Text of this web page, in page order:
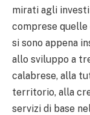
mirati agli
comprese
si sono appena
allo sviluppo a
calabrese, alla
territorio, alla
servizi di base